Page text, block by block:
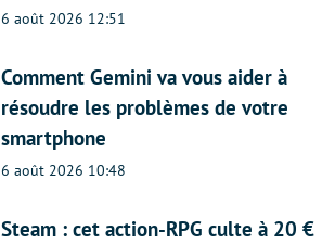
6 août 2026 12:51
Comment Gemini va vous aider à
résoudre les problèmes de votre
smartphone
6 août 2026 10:48
Steam : cet action-RPG culte à 20 €